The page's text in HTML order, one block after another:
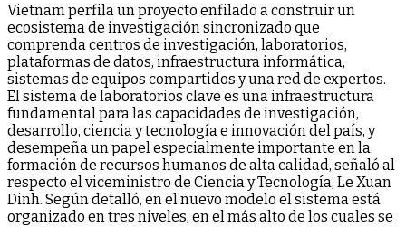
Vietnam perfila un proyecto enfilado a construir un
ecosistema de investigación sincronizado que
comprenda centros de investigación, laboratorios,
plataformas de datos, infraestructura informática,
sistemas de equipos compartidos y una red de expertos.
El sistema de laboratorios clave es una infraestructura
fundamental para las capacidades de investigación,
desarrollo, ciencia y tecnología e innovación del país, y
desempeña un papel especialmente importante en la
formación de recursos humanos de alta calidad, señaló al
respecto el viceministro de Ciencia y Tecnología, Le Xuan
Dinh. Según detalló, en el nuevo modelo el sistema está
organizado en tres niveles, en el más alto de los cuales se